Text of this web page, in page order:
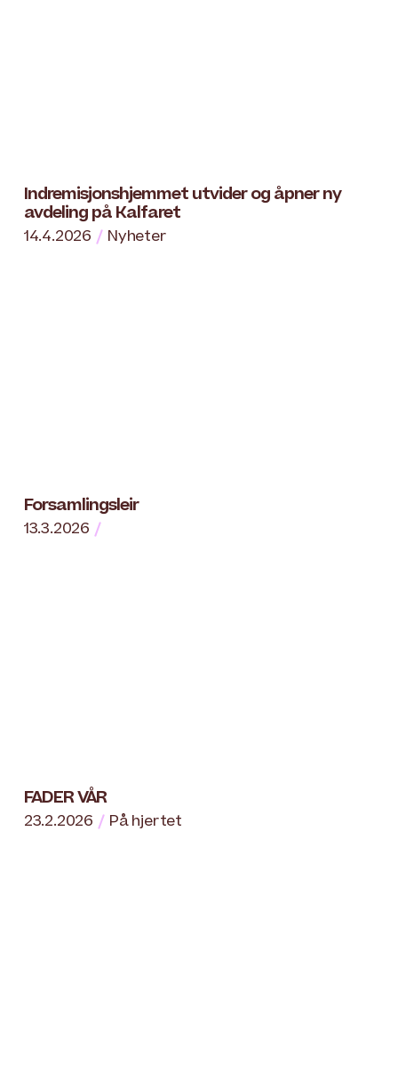
Indremisjonshjemmet utvider og åpner ny
avdeling på Kalfaret
14.4.2026 Nyheter
Forsamlingsleir
13.3.2026
FADER VÅR
23.2.2026 På hjertet